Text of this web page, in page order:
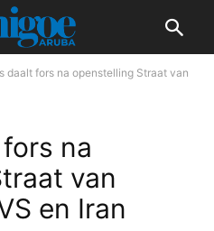
daalt fors na openstelling Straat van
na
van
en Iran